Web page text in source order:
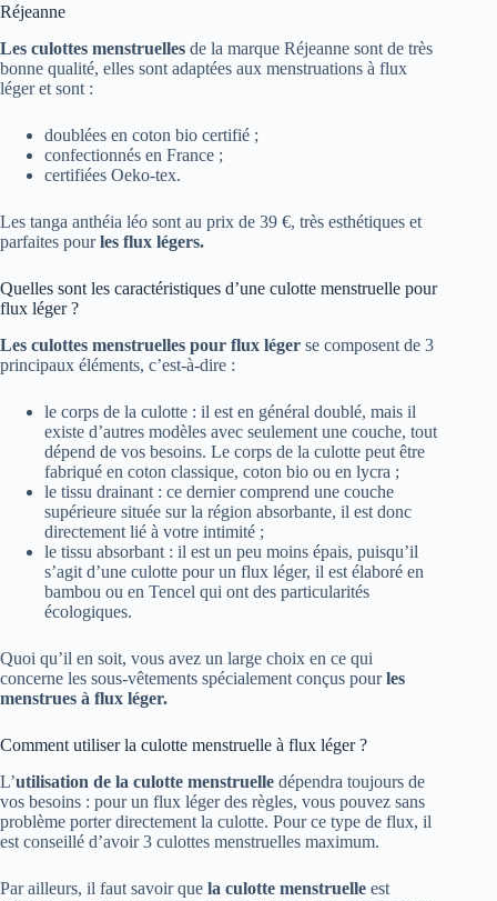
Réjeanne
Les culottes menstruelles de la marque Réjeanne sont de très
bonne qualité, elles sont adaptées aux menstruations à flux
léger et sont :
doublées en coton bio certifié ;
confectionnés en France ;
certifiées Oeko-tex.
Les tanga anthéia léo sont au prix de 39 €, très esthétiques et
parfaites pourles flux légers.
Quelles sont les caractéristiques d’une culotte menstruelle pour
flux léger ?
Les culottes menstruelles pour flux léger se composent de 3
principaux éléments, c’est-à-dire :
le corps de la culotte : il est en général doublé, mais il
existe d’autres modèles avec seulement une couche, tout
dépend de vos besoins. Le corps de la culotte peut être
fabriqué en coton classique, coton bio ou en lycra ;
le tissu drainant : ce dernier comprend une couche
supérieure située sur la région absorbante, il est donc
directement lié à votre intimité ;
le tissu absorbant : il est un peu moins épais, puisqu’il
s’agit d’une culotte pour un flux léger, il est élaboré en
bambou ou en Tencel qui ont des particularités
écologiques.
Quoi qu’il en soit, vous avez un large choix en ce qui
concerne les sous-vêtements spécialement conçus pourles
menstrues à flux léger.
Comment utiliser la culotte menstruelle à flux léger ?
L’utilisation de la culotte menstruelle dépendra toujours de
vos besoins : pour un flux léger des règles, vous pouvez sans
problème porter directement la culotte. Pour ce type de flux, il
est conseillé d’avoir 3 culottes menstruelles maximum.
Par ailleurs, il faut savoir que la culotte menstruelle est